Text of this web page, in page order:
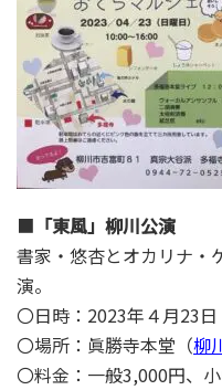
■ 「東風」柳川公演
書家・悠杏とオカリナ・
演。
〇日時：2023年４月23
〇場所：眞勝寺本堂（柳
〇料金：一般3,000円、